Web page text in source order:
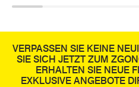
VERPASSEN SIE KEINE
SIE SICH JETZT ZUM
ERHALTEN SIE NEUE
EXKLUSIVE ANGEBOTE